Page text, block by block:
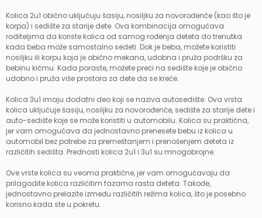
Kolica 2u1 obično uključuju šasiju, nosiljku za novorođenče (kao što je
korpa) i sedište za starije dete. Ova kombinacija omogućava
roditeljima da koriste kolica od samog rođenja deteta do trenutka
kada beba može samostalno sedeti. Dok je beba, možete koristiti
nosiljku ili korpu koja je obično mekana, udobna i pruža podršku za
bebinu kičmu. Kada poraste, možete preći na sedište koje je obično
udobno i pruža više prostora za dete da se kreće.
Kolica 3u1 imaju dodatni deo koji se naziva autosedište. Ova vrsta
kolica uključuje šasiju, nosiljku za novorođenče, sedište za starije dete i
auto-sedište koje se može koristiti u automobilu. Kolica su praktična,
jer vam omogućava da jednostavno prenesete bebu iz kolica u
automobil bez potrebe za premeštanjem i prenošenjem deteta iz
različitih sedišta. Prednosti kolica 2u1 i 3u1 su mnogobrojne.
Ove vrste kolica su veoma praktične, jer vam omogućavaju da
prilagodite kolica različitim fazama rasta deteta. Takođe,
jednostavno prelazite između različitih režima kolica, što je posebno
korisno kada ste u pokretu.